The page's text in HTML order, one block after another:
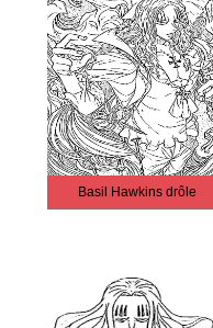
Basil Hawkins drôle